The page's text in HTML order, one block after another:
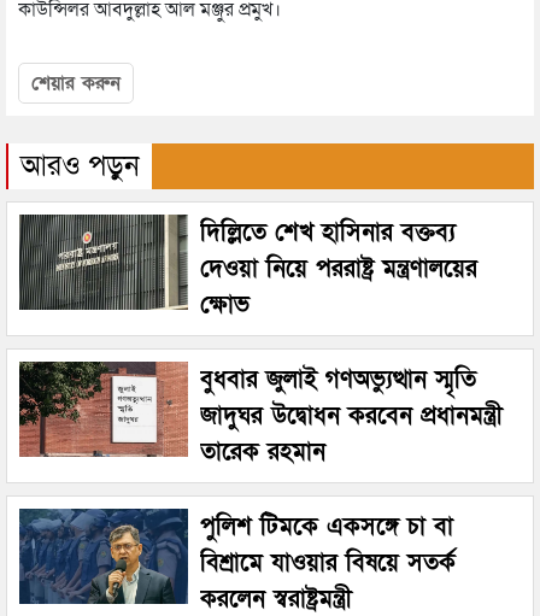
কাউন্সিলর আবদুল্লাহ আল মঞ্জুর প্রমুখ।
শেয়ার করুন
আরও পড়ুন
দিল্লিতে শেখ হাসিনার বক্তব্য
দেওয়া নিয়ে পররাষ্ট্র মন্ত্রণালয়ের
ক্ষোভ
বুধবার জুলাই গণঅভ্যুত্থান স্মৃতি
জাদুঘর উদ্বোধন করবেন প্রধানমন্ত্রী
তারেক রহমান
পুলিশ টিমকে একসঙ্গে চা বা
বিশ্রামে যাওয়ার বিষয়ে সতর্ক
করলেন স্বরাষ্ট্রমন্ত্রী